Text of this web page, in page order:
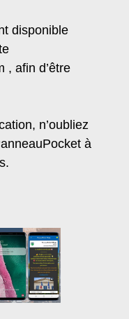
disponible
, afin d’être
n’oubliez
à